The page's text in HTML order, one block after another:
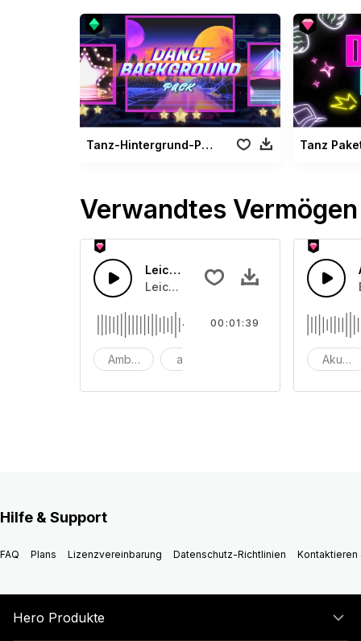
Tanz-Hintergrund-Paket Tanz
Verwandtes Vermögen
Leichte Ambient Geräuschkulisse
Leichte Ambient Synthesizer-Pads
Ambiente astronomie
00:01:39
Akustik
Hilfe & Support
FAQ Plans Lizenzvereinbarung Datenschutz-Richtlinien Kontaktieren
Hero Produkte